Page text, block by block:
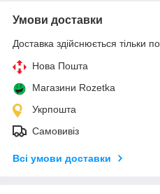
Умови доставки
Доставка здійснюється тільки
Нова Пошта
Магазини Rozetka
Укрпошта
Самовивіз
Всі умови доставки